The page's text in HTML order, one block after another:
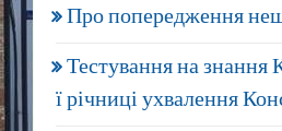
Про попередження
Тестування на знання
ї річниці ухвалення